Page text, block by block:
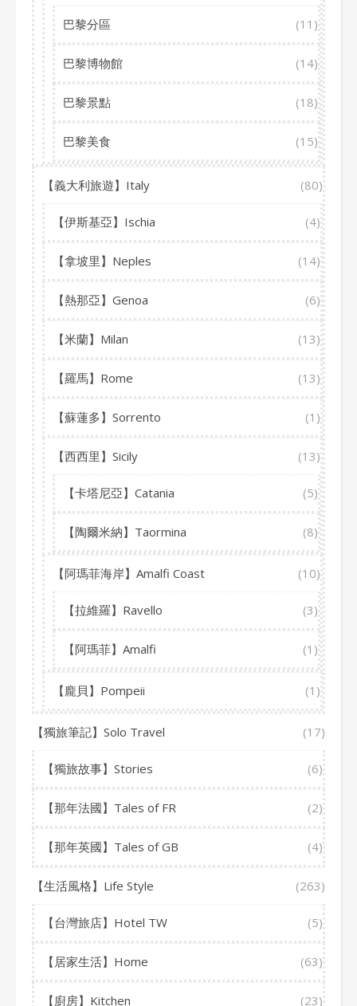
巴黎分區 (11)
巴黎博物館 (14)
巴黎景點 (18)
巴黎美食 (15)
【義大利旅遊】Italy (80)
【伊斯基亞】Ischia (4)
【拿坡里】Neples (14)
【熱那亞】Genoa (6)
【米蘭】Milan (13)
【羅馬】Rome (13)
【蘇蓮多】Sorrento (1)
【西西里】Sicily (13)
【卡塔尼亞】Catania (5)
【陶爾米納】Taormina (8)
【阿瑪菲海岸】Amalfi Coast (10)
【拉維羅】Ravello (3)
【阿瑪菲】Amalfi (1)
【龐貝】Pompeii (1)
【獨旅筆記】Solo Travel (17)
【獨旅故事】Stories (6)
【那年法國】Tales of FR (2)
【那年英國】Tales of GB (4)
【生活風格】Life Style (263)
【台灣旅店】Hotel TW (5)
【居家生活】Home (63)
【廚房】Kitchen (23)